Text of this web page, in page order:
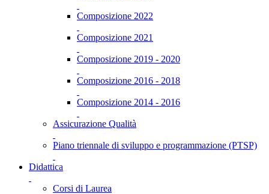
Composizione 2022
Composizione 2021
Composizione 2019 - 2020
Composizione 2016 - 2018
Composizione 2014 - 2016
Assicurazione Qualità
Piano triennale di sviluppo e programmazione (PTSP)
Didattica
Corsi di Laurea